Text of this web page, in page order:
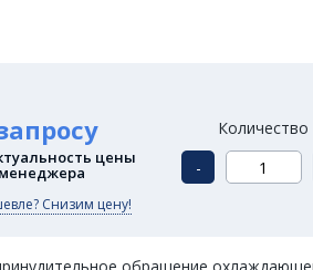
цены
Снизим цену!
Количество
-